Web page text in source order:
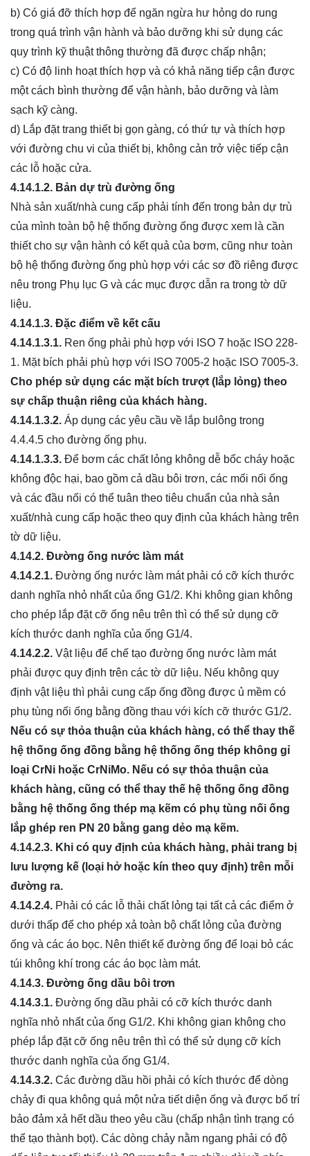
b) Có giá đỡ thích hợp để ngăn ngừa hư hỏng do rung
trong quá trình vận hành và bảo dưỡng khi sử dụng các
quy trình kỹ thuật thông thường đã được chấp nhận;
c) Có độ linh hoạt thích hợp và có khả năng tiếp cận được
một cách bình thường để vận hành, bảo dưỡng và làm
sạch kỹ càng.
d) Lắp đặt trang thiết bị gọn gàng, có thứ tự và thích hợp
với đường chu vi của thiết bị, không cản trở việc tiếp cận
các lỗ hoặc cửa.
4.14.1.2. Bản dự trù đường ống
Nhà sản xuất/nhà cung cấp phải tính đến trong bản dự trù
của mình toàn bộ hệ thống đường ống được xem là cần
thiết cho sự vận hành có kết quả của bơm, cũng như toàn
bộ hệ thống đường ống phù hợp với các sơ đồ riêng được
nêu trong Phụ lục G và các mục được dẫn ra trong tờ dữ
liệu.
4.14.1.3. Đặc điểm về kết cấu
4.14.1.3.1. Ren ống phải phù hợp với ISO 7 hoặc ISO 228-
1. Mặt bích phải phù hợp với ISO 7005-2 hoặc ISO 7005-3.
Cho phép sử dụng các mặt bích trượt (lắp lỏng) theo
sự chấp thuận riêng của khách hàng.
4.14.1.3.2. Áp dụng các yêu cầu về lắp bulông trong
4.4.4.5 cho đường ống phụ.
4.14.1.3.3. Để bơm các chất lỏng không dễ bốc cháy hoặc
không độc hại, bao gồm cả dầu bôi trơn, các mối nối ống
và các đầu nối có thể tuân theo tiêu chuẩn của nhà sản
xuất/nhà cung cấp hoặc theo quy định của khách hàng trên
tờ dữ liệu.
4.14.2. Đường ống nước làm mát
4.14.2.1. Đường ống nước làm mát phải có cỡ kích thước
danh nghĩa nhỏ nhất của ống G1/2. Khi không gian không
cho phép lắp đặt cỡ ống nêu trên thì có thể sử dụng cỡ
kích thước danh nghĩa của ống G1/4.
4.14.2.2. Vật liệu để chế tạo đường ống nước làm mát
phải được quy định trên các tờ dữ liệu. Nếu không quy
định vật liệu thì phải cung cấp ống đồng được ủ mềm có
phụ tùng nối ống bằng đồng thau với kích cỡ thước G1/2.
Nếu có sự thỏa thuận của khách hàng, có thể thay thế
hệ thống ống đồng bằng hệ thống ống thép không gỉ
loại CrNi hoặc CrNiMo. Nếu có sự thỏa thuận của
khách hàng, cũng có thể thay thế hệ thống ống đồng
bằng hệ thống ống thép mạ kẽm có phụ tùng nối ống
lắp ghép ren PN 20 bằng gang dẻo mạ kẽm.
4.14.2.3. Khi có quy định của khách hàng, phải trang bị
lưu lượng kế (loại hởhoặc kín theo quy định) trên mỗi
đường ra.
4.14.2.4. Phải có các lỗ thải chất lỏng tại tất cả các điểm ở
dưới thấp để cho phép xả toàn bộ chất lỏng của đường
ống và các áo bọc. Nên thiết kế đường ống để loại bỏ các
túi không khí trong các áo bọc làm mát.
4.14.3. Đường ống dầu bôi trơn
4.14.3.1. Đường ống dầu phải có cỡ kích thước danh
nghĩa nhỏ nhất của ống G1/2. Khi không gian không cho
phép lắp đặt cỡ ống nêu trên thì có thể sử dụng cỡ kích
thước danh nghĩa của ống G1/4.
4.14.3.2. Các đường dầu hồi phải có kích thước để dòng
chảy đi qua không quá một nửa tiết diện ống và được bố trí
bảo đảm xả hết dầu theo yêu cầu (chấp nhận tình trạng có
thể tạo thành bọt). Các dòng chảy nằm ngang phải có độ